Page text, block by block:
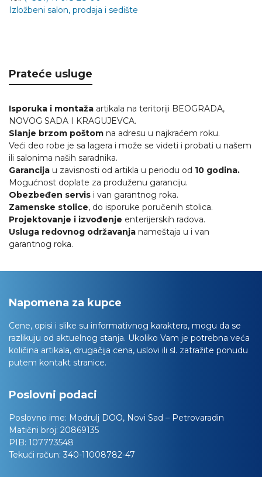
Izložbeni salon, prodaja i sedište
Prateće usluge
Isporuka i montaža artikala na teritoriji BEOGRADA,
NOVOG SADA I KRAGUJEVCA.
Slanje brzom poštom na adresu u najkraćem roku.
Veći deo robe je sa lagera i može se videti i probati u našem
ili salonima naših saradnika.
Garancija u zavisnosti od artikla u periodu od 10 godina.
Mogućnost doplate za produženu garanciju.
Obezbeđen servis i van garantnog roka.
Zamenske stolice, do isporuke poručenih stolica.
Projektovanje i izvođenje enterijerskih radova.
Usluga redovnog održavanja nameštaja u i van
garantnog roka.
Napomena za kupce
Cene, opisi i slike su informativnog karaktera, mogu da se
razlikuju od aktuelnog stanja. Ukoliko Vam je potrebna veća
količina artikala, drugačija cena, uslovi ili sl. zatražite ponudu
putem kontakt stranice.
Poslovni podaci
Poslovno ime: Modrulj DOO, Novi Sad – Petrovaradin
Matični broj: 20869135
PIB: 107773548
Tekući račun: 340-11008782-47